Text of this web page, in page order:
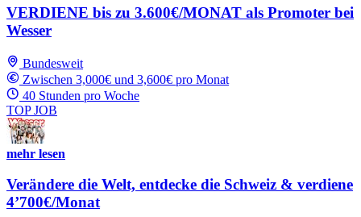
VERDIENE bis zu 3.600€/MONAT als Promoter bei
Wesser
Bundesweit
Zwischen 3,000€ und 3,600€ pro Monat
40 Stunden pro Woche
TOP JOB
mehr lesen
Verändere die Welt, entdecke die Schweiz & verdiene
4’700€/Monat